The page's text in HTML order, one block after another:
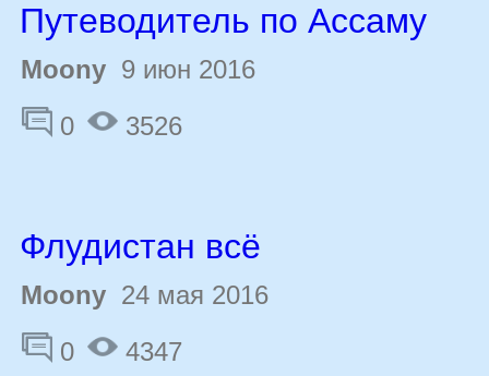
Путеводитель по Ассаму
Moony 9 июн 2016
0
3526
Флудистан всё
Moony 24 мая 2016
0
4347